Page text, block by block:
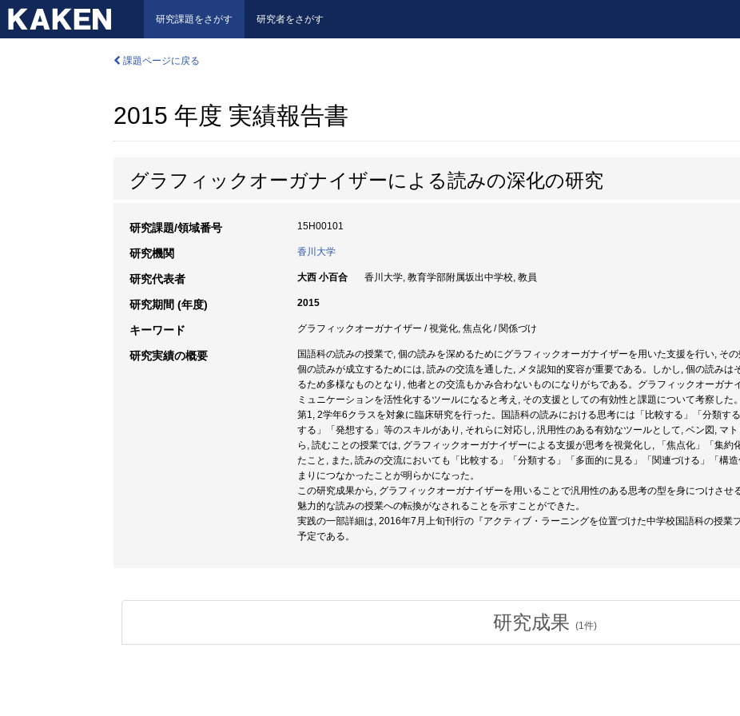
研究課題をさがす 研究者をさがす
課題ページに戻る
2015 年度 実績報告書
グラフィックオーガナイザーによる読みの深化の研究
研究課題/領域番号 15H00101
研究機関 香川大学
研究代表者 大西 小百合 香川大学, 教育学部附属坂出中学校, 教員
研究期間 (年度) 2015
キーワード グラフィックオーガナイザー / 視覚化, 焦点化 / 関係づけ
研究実績の概要
国語科の読みの授業で, 個の読みを深めるためにグラフィックオーガナイザーを用いた支援を行い, その
個の読みが成立するためには, 読みの交流を通した, メタ認知的変容が重要である。しかし, 個の読み
るため多様なものとなり, 他者との交流もかみ合わないものになりがちである。グラフィックオーガナ
ミュニケーションを活性化するツールになると考え, その支援としての有効性と課題について考察した。
第1, 2学年6クラスを対象に臨床研究を行った。国語科の読みにおける思考には「比較する」「分類す
する」「発想する」等のスキルがあり, それらに対応し, 汎用性のある有効なツールとして, ベン図, マ
ら, 読むことの授業では, グラフィックオーガナイザーによる支援が思考を視覚化し, 「焦点化」「集
たこと, また, 読みの交流においても「比較する」「分類する」「多面的に見る」「関連づける」「構
まりにつなかったことが明らかになった。
この研究成果から, グラフィックオーガナイザーを用いることで汎用性のある思考の型を身につけさせ
魅力的な読みの授業への転換がなされることを示すことができた。
実践の一部詳細は, 2016年7月上旬刊行の『アクティブ・ラーニングを位置づけた中学校国語科の授業
予定である。
研究成果 (1件)